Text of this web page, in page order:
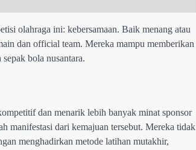
olahraga ini: kebersamaan. Baik menang atau
dan official team. Mereka mampu memberikan
bola nusantara.
dan menarik lebih banyak minat sponsor
manifestasi dari kemajuan tersebut. Mereka tidak
menghadirkan metode latihan mutakhir,